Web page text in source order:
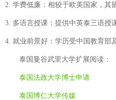
2. 学费低廉：相较于欧美国家，其
3. 多语言授课：提供中英泰三语授
4. 就业前景好：学历受中国教育部
泰国曼谷武里大学扩展阅读：
泰国法政大学博士申请
泰国博仁大学传媒